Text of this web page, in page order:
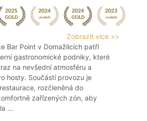
Zobrazit více >>
Bar Point v Domažlicích patří
gastronomické podniky, které
na nevšední atmosféru a
hosty. Součástí provozu je
rozčleněná do
zařízených zón, aby
...